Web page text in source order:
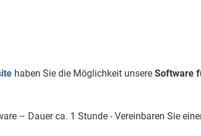
haben Sie die Möglichkeit unsere Software
– Dauer ca. 1 Stunde - Vereinbaren Sie